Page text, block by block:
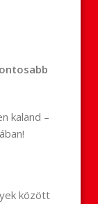
kaland –
között